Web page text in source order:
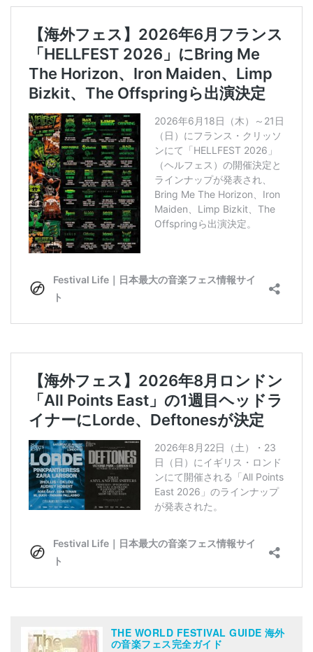
THE WORLD FESTIVAL GUIDE 海外
の音楽フェス完全ガイド